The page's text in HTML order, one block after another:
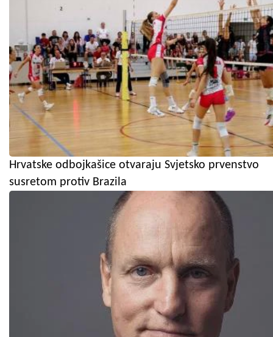
Hrvatske odbojkašice otvaraju Svjetsko prvenstvo
susretom protiv Brazila